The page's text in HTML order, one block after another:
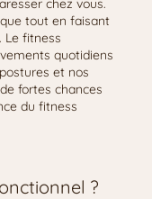
chez vous.
tout en faisant
Le fitness
quotidiens
et nos
fortes chances
du fitness
?